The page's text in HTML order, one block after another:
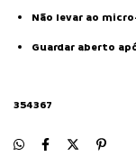
Não levar ao
Guardar aberto
354367